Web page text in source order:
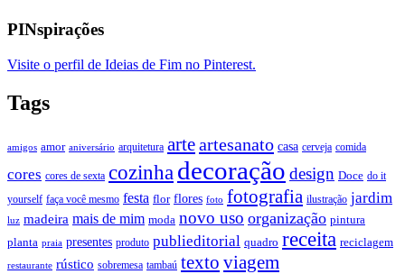
PINspirações
Visite o perfil de Ideias de Fim no Pinterest.
Tags
amigos amor aniversário arquitetura arteartesanato casa cerveja comida
cores cores de sexta cozinha decoração design Doce do it
yourself faça você mesmo festa flor flores foto fotografia ilustração jardim
luz madeira mais de mim moda novo uso organização pintura
planta praia presentes produto publieditorial quadro receita reciclagem
restaurante rústico sobremesa tambaú texto viagem